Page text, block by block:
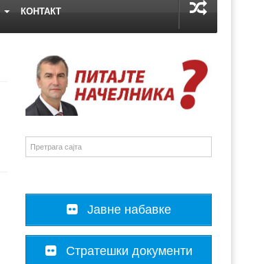
КОНТАКТ
Јавне набавке
Стратешки документи